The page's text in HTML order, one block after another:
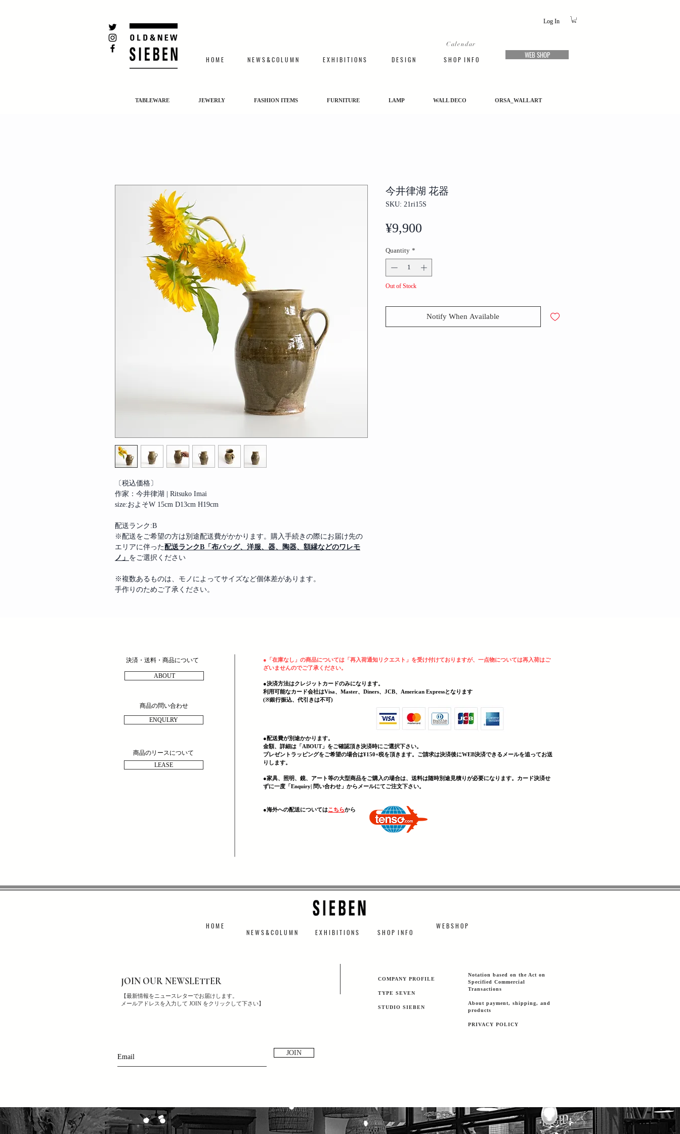
Log In
Calendar
H O M E N E W S & C O L U M N ​E X H I B I T I O N S D E S I G N S H O P I N F O WEB SHOP
TABLEWARE JEWERLY FASHION ITEMS FURNITURE LAMP WALL DECO ORSA_WALL ART
〔税込価格〕
作家：今井律湖 | Ritsuko Imai
size:およそW 15cm D13cm H19cm
配送ランク:B
※配送をご希望の方は別途配送費がかかります。購入手続きの際にお届け先の
エリアに伴った配送ランクB「布バッグ、洋服、器、陶器、額縁などのワレモ
ノ」 をご選択ください
※複数あるものは、モノによってサイズなど個体差があります。
手作りのためご了承ください。
今井律湖 花器
SKU: 21ri15S
¥9,900
Quantity *
Out of Stock
Notify When Available
決済・送料・商品について
商品の問い合わせ
商品のリースについて
● 「在庫なし」の商品については「再入荷通知リクエスト」を受け付けておりますが、一点物については再入荷はご
ざいませんのでご了承ください。
●決済方法はクレジットカードのみになります。
利用可能なカード会社はVisa、Master、Diners、JCB、American Expressとなります
(​※銀行振込、代引きは不可)
●配送費が別途かかります。
金額、詳細は「ABOUT」をご確認頂き決済時にご選択下さい。
プレゼントラッピングをご希望の場合は¥150+税を頂きます。ご請求は決済後にWEB決済できる メールを追ってお送
りします。
●家具、照明、鏡、 アート等の大型商品をご購入の場合は、送料は随時別途見積りが必要になります。カード決済せ
ずに一度「Enquiry| 問い合わせ」からメールにてご注文下さい。
​●海外への配送についてはこちらから
ABOUT
ENQULRY
LEASE
H O M E
N E W S & C O L U M N ​E X H I B I T I O N S S H O P I N F O
W E B S H O P
JOIN OUR NEWSLETTER
【最新情報をニュースレターでお届けします。
メールアドレスを入力して JOIN をクリックして下さい】
JOIN
​COMPANY PROFILE
TYPE SEVEN
​STUDIO SIEBEN
Notation based on the Act on
Specified Commercial
Transactions
About payment, shipping, and
products
PRIVACY POLICY